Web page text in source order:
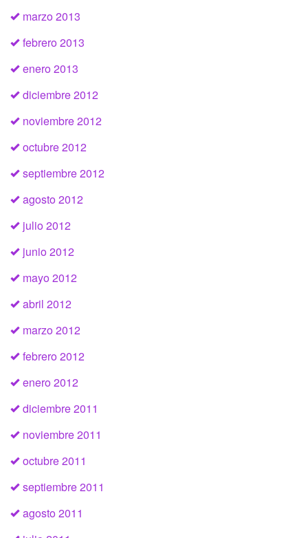
marzo 2013
febrero 2013
enero 2013
diciembre 2012
noviembre 2012
octubre 2012
septiembre 2012
agosto 2012
julio 2012
junio 2012
mayo 2012
abril 2012
marzo 2012
febrero 2012
enero 2012
diciembre 2011
noviembre 2011
octubre 2011
septiembre 2011
agosto 2011